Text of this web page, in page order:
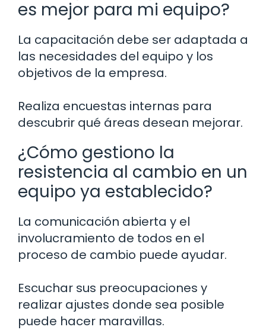
es mejor para mi equipo?
La capacitación debe ser adaptada a
las necesidades del equipo y los
objetivos de la empresa.
Realiza encuestas internas para
descubrir qué áreas desean mejorar.
¿Cómo gestiono la
resistencia al cambio en un
equipo ya establecido?
La comunicación abierta y el
involucramiento de todos en el
proceso de cambio puede ayudar.
Escuchar sus preocupaciones y
realizar ajustes donde sea posible
puede hacer maravillas.